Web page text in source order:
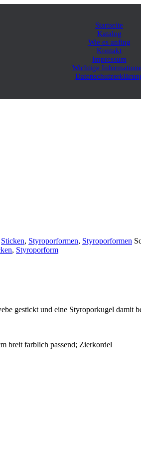
Startseite
Katalog
Wie es anfing
Kontakt
Impressum
Wichtige
Sticken, Styroporformen, Styroporformen
, Styroporform
gestickt und eine Styroporkugel damit
breit farblich passend; Zierkordel